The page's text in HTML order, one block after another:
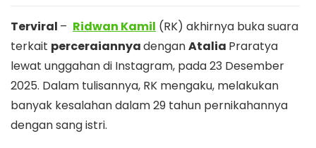
Terviral – Ridwan Kamil (RK) akhirnya buka suara
terkait perceraiannyadenganAtalia Praratya
lewat unggahan di Instagram, pada 23 Desember
2025. Dalam tulisannya, RK mengaku, melakukan
banyak kesalahan dalam 29 tahun pernikahannya
dengan sang istri.